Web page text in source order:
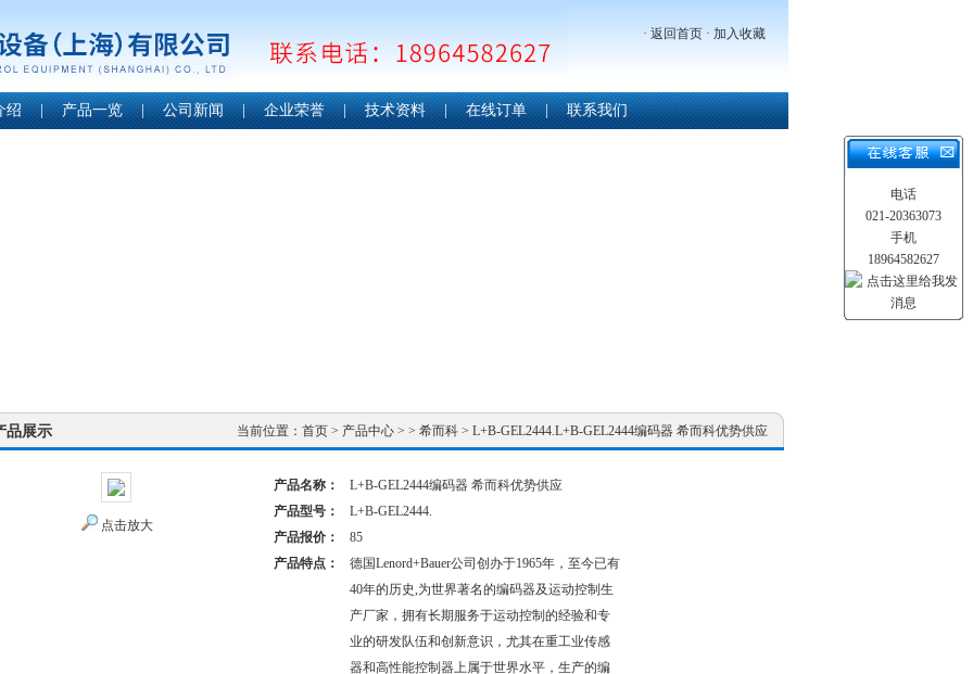
· 返回首页 · 加入收藏
绍 | 产品一览 | 公司新闻 | 企业荣誉 | 技术资料 | 在线订单 | 联系我们
品展示 当前位置： 首页 > 产品中心 > > 希而科 > L+B-GEL2444.L+B-GEL2444编码器 希而科优势供应
点击放大
产品名称：
L+B-GEL2444编码器 希而科优势供应
产品型号：
L+B-GEL2444.
产品报价：
85
产品特点：
德国Lenord+Bauer公司创办于1965年，至今已有
40年的历史,为世界著名的编码器及运动控制生
产厂家，拥有长期服务于运动控制的经验和专
业的研发队伍和创新意识，尤其在重工业传感
器和高性能控制器上属于世界水平，生产的编
电话
021-20363073
手机
18964582627